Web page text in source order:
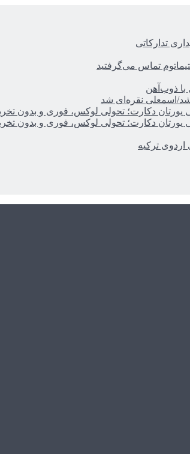
تدارکاتی
تماس می‌گرفتید
با ذوب‌آهن
اسمعلی نقره‌ای شد
یورتان دکارت؛ تحولی لوکس، فوری و بدون
یورتان دکارت؛ تحولی لوکس، فوری و بدون
اردوی ترکیه